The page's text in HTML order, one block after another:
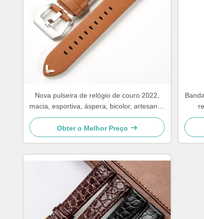
Nova pulseira de relógio de couro 2022,
macia, esportiva, áspera, bicolor, artesanal,
18mm 20mm 22mm 24mm
Obter o Melhor Preço